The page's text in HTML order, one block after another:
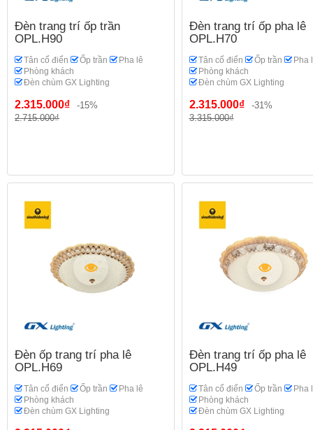
Đèn trang trí ốp trần
OPL.H90
Tân cổ điển Ốp trần
Pha lê
Phòng khách
Đèn chùm GX Lighting
2.315.000₫
-15%
2.715.000₫
Đèn trang trí ốp pha lê
OPL.H70
Tân cổ điển Ốp trần
Pha
Phòng khách
Đèn chùm GX Lighting
2.315.000₫
-31%
3.315.000₫
Đèn ốp trang trí pha lê
OPL.H69
Tân cổ điển Ốp trần
Pha lê
Phòng khách
Đèn chùm GX Lighting
Đèn trang trí ốp pha lê
OPL.H49
Tân cổ điển Ốp trần
Pha
Phòng khách
Đèn chùm GX Lighting